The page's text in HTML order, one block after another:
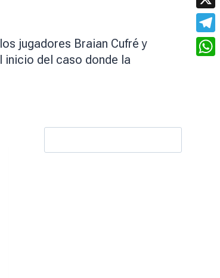
jugadores Braian Cufré y
inicio del caso donde la
X